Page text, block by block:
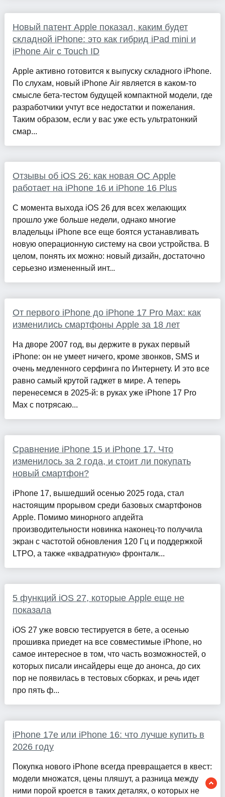
Новый патент Apple показал, каким будет
складной iPhone: это как гибрид iPad mini и
iPhone Air с Touch ID
Apple активно готовится к выпуску складного iPhone.
По слухам, новый iPhone Air является в каком-то
смысле бета-тестом будущей компактной модели, где
разработчики учтут все недостатки и пожелания.
Таким образом, если у вас уже есть ультратонкий
смар...
Отзывы об iOS 26: как новая ОС Apple
работает на iPhone 16 и iPhone 16 Plus
С момента выхода iOS 26 для всех желающих
прошло уже больше недели, однако многие
владельцы iPhone все еще боятся устанавливать
новую операционную систему на свои устройства. В
целом, понять их можно: новый дизайн, достаточно
серьезно измененный инт...
От первого iPhone до iPhone 17 Pro Max: как
изменились смартфоны Apple за 18 лет
На дворе 2007 год, вы держите в руках первый
iPhone: он не умеет ничего, кроме звонков, SMS и
очень медленного серфинга по Интернету. И это все
равно самый крутой гаджет в мире. А теперь
перенесемся в 2025-й: в руках уже iPhone 17 Pro
Max с потрясаю...
Сравнение iPhone 15 и iPhone 17. Что
изменилось за 2 года, и стоит ли покупать
новый смартфон?
iPhone 17, вышедший осенью 2025 года, стал
настоящим прорывом среди базовых смартфонов
Apple. Помимо минорного апдейта
производительности новинка наконец-то получила
экран с частотой обновления 120 Гц и поддержкой
LTPO, а также «квадратную» фронталк...
5 функций iOS 27, которые Apple еще не
показала
iOS 27 уже вовсю тестируется в бете, а осенью
прошивка приедет на все совместимые iPhone, но
самое интересное в том, что часть возможностей, о
которых писали инсайдеры еще до анонса, до сих
пор не появилась в тестовых сборках, и речь идет
про пять ф...
iPhone 17e или iPhone 16: что лучше купить в
2026 году
Покупка нового iPhone всегда превращается в квест:
модели множатся, цены пляшут, а разница между
ними порой кроется в таких деталях, о которых не